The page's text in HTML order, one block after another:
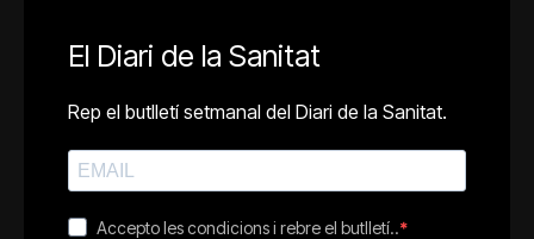
El Diari de la Sanitat
Rep el butlletí setmanal del Diari de la Sanitat.
Accepto les condicions i rebre el butlletí..